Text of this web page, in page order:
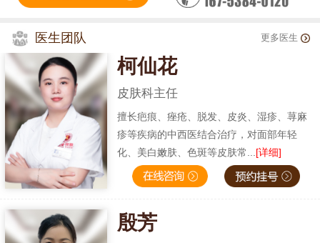
医生团队 更多医生
柯仙花
皮肤科主任
擅长疤痕、痤疮、脱发、皮炎、湿疹、荨麻
疹等疾病的中西医结合治疗，对面部年轻
化、美白嫩肤、色斑等皮肤常... [详细]
殷芳